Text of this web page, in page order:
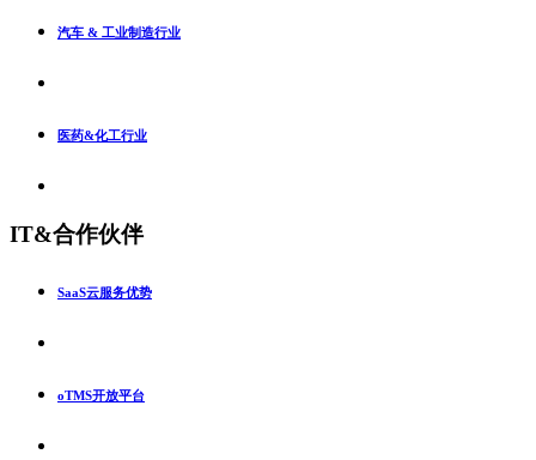
汽车 & 工业制造行业
医药&化工行业
IT&合作伙伴
SaaS云服务优势
oTMS开放平台